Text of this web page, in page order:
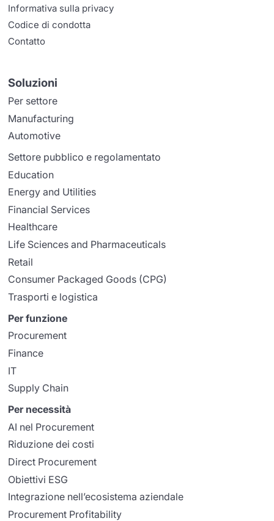
Informativa sulla privacy
Codice di condotta
Contatto
Soluzioni
Per settore
Manufacturing
Automotive
Settore pubblico e regolamentato
Education
Energy and Utilities
Financial Services
Healthcare
Life Sciences and Pharmaceuticals
Retail
Consumer Packaged Goods (CPG)
Trasporti e logistica
Per funzione
Procurement
Finance
IT
Supply Chain
Per necessità
AI nel Procurement
Riduzione dei costi
Direct Procurement
Obiettivi ESG
Integrazione nell’ecosistema aziendale
Procurement Profitability